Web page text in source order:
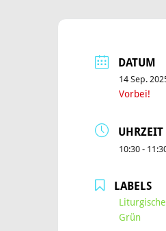
DATUM
14 Sep.
Vorbei!
UHRZEIT
10:30 -
LABELS
Grün